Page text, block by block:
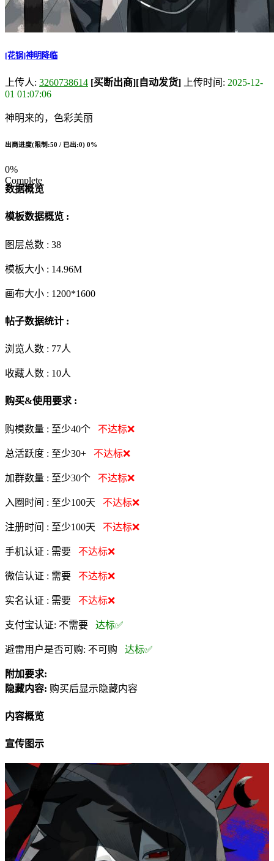
[花锅]神明降临
上传人: 3260738614 [买断出商][自动发货] 上传时间: 2025-12-
01 01:07:06
神明来的，色彩美丽
出商进度(限制:50 / 已出:0) 0%
0%
Complete
数据概览
模板数据概览 :
图层总数 : 38
模板大小 : 14.96M
画布大小 : 1200*1600
帖子数据统计 :
浏览人数 : 77人
收藏人数 : 10人
购买&使用要求 :
购模数量 : 至少40个 不达标❌
总活跃度 : 至少30+ 不达标❌
加群数量 : 至少30个 不达标❌
入圈时间 : 至少100天 不达标❌
注册时间 : 至少100天 不达标❌
手机认证 : 需要 不达标❌
微信认证 : 需要 不达标❌
实名认证 : 需要 不达标❌
支付宝认证: 不需要 达标✅
避雷用户是否可购: 不可购 达标✅
附加要求:
隐藏内容: 购买后显示隐藏内容
内容概览
宣传图示